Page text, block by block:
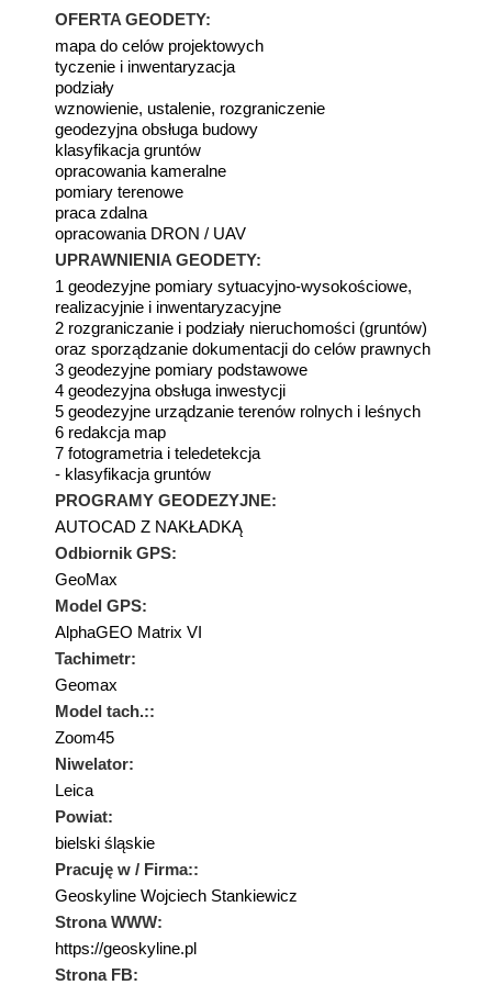
OFERTA GEODETY:
mapa do celów projektowych
tyczenie i inwentaryzacja
podziały
wznowienie, ustalenie, rozgraniczenie
geodezyjna obsługa budowy
klasyfikacja gruntów
opracowania kameralne
pomiary terenowe
praca zdalna
opracowania DRON / UAV
UPRAWNIENIA GEODETY:
1 geodezyjne pomiary sytuacyjno-wysokościowe,
realizacyjnie i inwentaryzacyjne
2 rozgraniczanie i podziały nieruchomości (gruntów)
oraz sporządzanie dokumentacji do celów prawnych
3 geodezyjne pomiary podstawowe
4 geodezyjna obsługa inwestycji
5 geodezyjne urządzanie terenów rolnych i leśnych
6 redakcja map
7 fotogrametria i teledetekcja
- klasyfikacja gruntów
PROGRAMY GEODEZYJNE:
AUTOCAD Z NAKŁADKĄ
Odbiornik GPS:
GeoMax
Model GPS:
AlphaGEO Matrix VI
Tachimetr:
Geomax
Model tach.::
Zoom45
Niwelator:
Leica
Powiat:
bielski śląskie
Pracuję w / Firma::
Geoskyline Wojciech Stankiewicz
Strona WWW:
https://geoskyline.pl
Strona FB: